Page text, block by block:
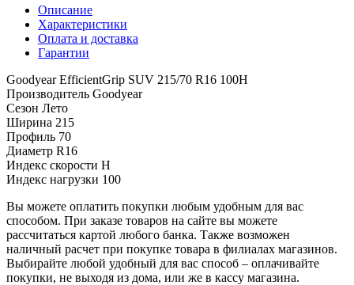
Описание
Характеристики
Оплата и доставка
Гарантии
Goodyear EfficientGrip SUV 215/70 R16 100H
Производитель Goodyear
Сезон Лето
Ширина 215
Профиль 70
Диаметр R16
Индекс скорости H
Индекс нагрузки 100
Вы можете оплатить покупки любым удобным для вас
способом. При заказе товаров на сайте вы можете
рассчитаться картой любого банка. Также возможен
наличный расчет при покупке товара в филиалах магазинов.
Выбирайте любой удобный для вас способ – оплачивайте
покупки, не выходя из дома, или же в кассу магазина.